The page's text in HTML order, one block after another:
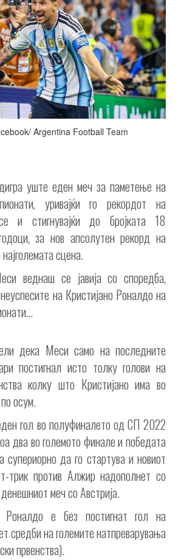
Argentina Football Team
уште еден меч за паметење на
уривајќи го рекордот на
и стигнувајќи до бројката 18
за нов апсолутен рекорд на
сцена.
веднаш се јавија со споредба,
на Кристијано Роналдо на
дека Меси само на последните
постигнал исто толку голови на
колку што Кристијано има во
осум.
гол во полуфиналето од СП 2022
два во големото финале и победата
супериорно да го стартува и новиот
трик против Алжир надополнет со
меч со Австрија.
Роналдо е без постигнат гол на
средби на големите натпреварувања
првенства).